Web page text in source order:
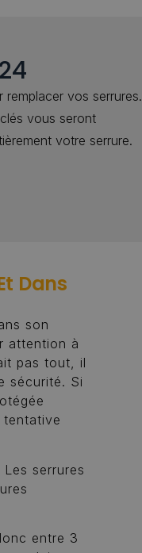
vos serrures.
vous seront
votre serrure.
Dans
son
attention à
pas tout, il
sécurité. Si
serrures
entre 3